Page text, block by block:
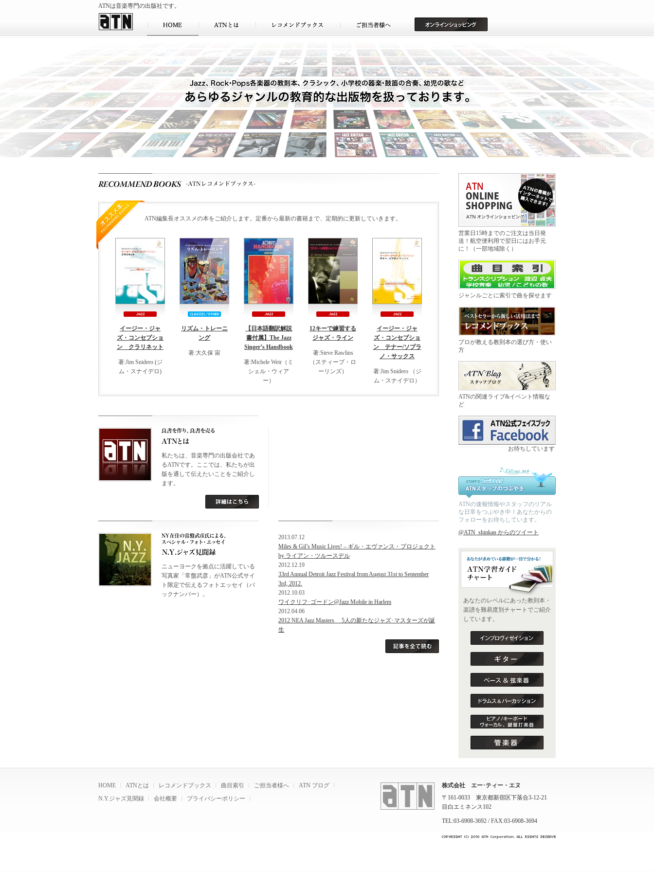
ATNは音楽専門の出版社です。
営業日15時までのご注文は当日発
送！航空便利用で翌日にはお手元
に！（一部地域除く）
ジャンルごとに索引で曲を探せます
プロが教える教則本の選び方・使い
方
ATNの関連ライブ&イベント情報な
ど
お待ちしています
ATNの速報情報やスタッフのリアル
な日常をつぶやき中！あなたからの
フォローをお待ちしています。
@ATN_shinkan からのツイート
あなたのレベルにあった教則本・
楽譜を難易度別チャートでご紹介
しています。
ATN編集長オススメの本をご紹介します。定番から最新の書籍まで、定期的に更新していきます。
イージー・ジャ
ズ・コンセプショ
ン クラリネット
著:Jim Snidero (ジ
ム・スナイデロ)
リズム・トレーニ
ング
著:大久保 宙
【日本語翻訳解説
書付属】The Jazz
Singer’s Handbook
著:Michele Weir（ミ
シェル・ウィア
ー）
12キーで練習する
ジャズ・ライン
著:Steve Rawlins
（スティーブ・ロ
ーリンズ）
イージー・ジャ
ズ・コンセプショ
ン テナー/ソプラ
ノ・サックス
著:Jim Snidero （ジ
ム・スナイデロ）
私たちは、音楽専門の出版会社であ
るATNです。ここでは、私たちが出
版を通して伝えたいことをご紹介し
ます。
ニューヨークを拠点に活躍している
写真家「常盤武彦」がATN公式サイ
ト限定で伝えるフォトエッセイ（バ
ックナンバー）。
2013.07.12
Miles & Gil’s Music Lives! – ギル・エヴァンス・プロジェクト
by ライアン・ツルースデル
2012.12.19
33rd Annual Detroit Jazz Festival from August 31st to September
3rd, 2012.
2012.10.03
ワイクリフ･ゴードン@Jazz Mobile in Harlem
2012.04.06
2012 NEA Jazz Masters 5人の新たなジャズ･マスターズが誕
生
HOME ATNとは レコメンドブックス 曲目索引 ご担当者様へ
ATN ブログ
N.Y.ジャズ見聞録
会社概要 プライバシーポリシー
株式会社 エー･ティー・エヌ
〒161-0033 東京都新宿区下落合3-12-21
目白エミネンス102
TEL:03-6908-3692 / FAX:03-6908-3694